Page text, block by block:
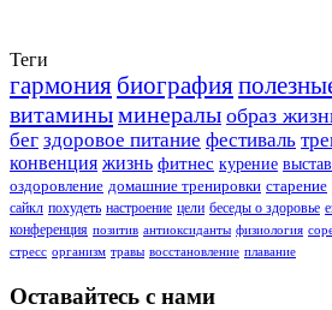
Теги
гармония биография
витаминыминералы образ
бег здоровое питание фестиваль
конвенция жизнь фитнес курение
оздоровление домашние тренировки старение
сайкл похудеть настроение цели беседы о здоровье
конференция позитив антиоксиданты физиология
стресс организм травы восстановление плавание
Оставайтесь с нами